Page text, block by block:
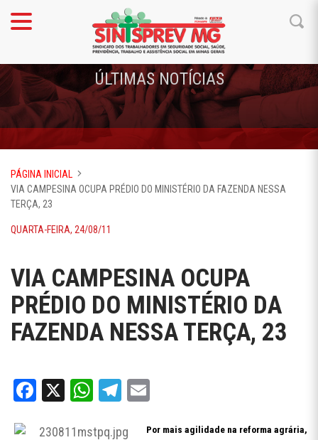
ÚLTIMAS NOTÍCIAS
PÁGINA INICIAL
VIA CAMPESINA OCUPA PRÉDIO DO MINISTÉRIO DA FAZENDA NESSA
TERÇA, 23
QUARTA-FEIRA, 24/08/11
VIA CAMPESINA OCUPA
PRÉDIO DO MINISTÉRIO DA
FAZENDA NESSA TERÇA, 23
Facebook
X WhatsApp
Telegram
Por mais agilidade na reforma agrária,